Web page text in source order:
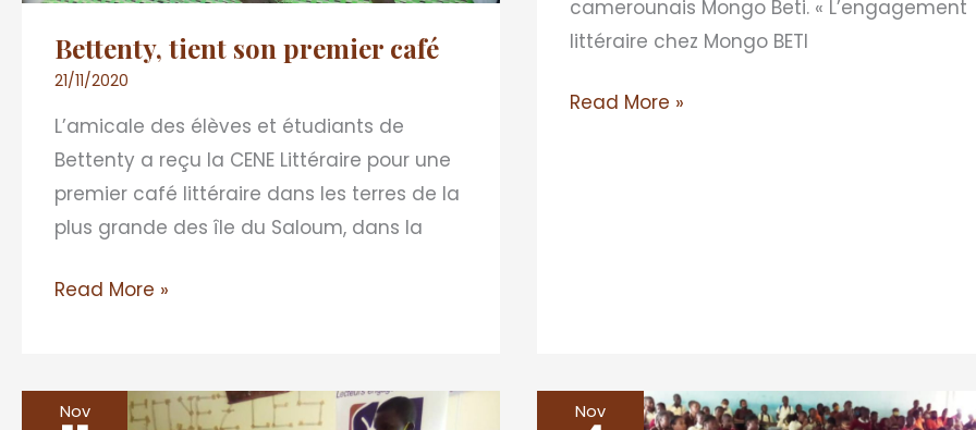
Bettenty, tient son premier café
21/11/2020
L’amicale des élèves et étudiants de
Bettenty a reçu la CENE Littéraire pour une
premier café littéraire dans les terres de la
plus grande des île du Saloum, dans la
Read More »
camerounais Mongo Beti. « L’engagement
littéraire chez Mongo BETI
Read More »
Nov Nov